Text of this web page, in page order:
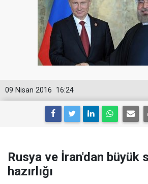
16:24
09 Nisan 2016
Rusya ve İran'dan büyük
hazırlığı